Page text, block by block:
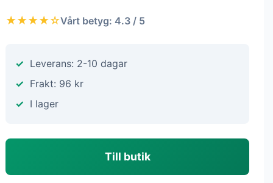
★★★★☆Vårt betyg: 4.3 / 5
Leverans: 2-10 dagar
Frakt: 96 kr
I lager
Till butik